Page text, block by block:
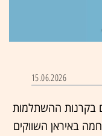
15.06.2026
בקרנות ההשתלמות
באיראן השווקים